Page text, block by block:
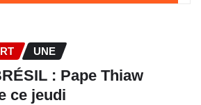
UNE
: Pape Thiaw
ce jeudi